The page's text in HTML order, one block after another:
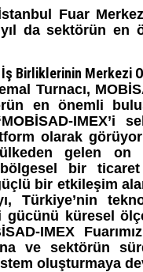
Fuar
yıl da sektörün en
İş Birliklerinin Merkezi
Turnacı,
en önemli
IMEX’i
olarak
gelen on
bölgesel bir
bir etkileşim
Türkiye’nin
gücünü küresel
IMEX
ve sektörün
oluşturmaya